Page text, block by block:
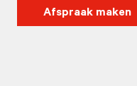
Afspraak maken